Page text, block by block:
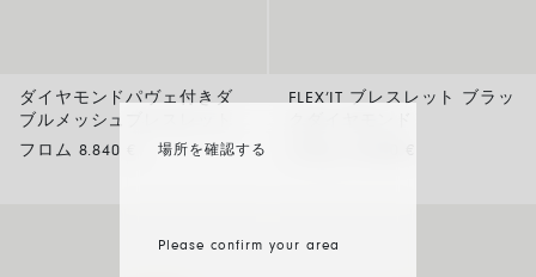
場所を確認する
Please confirm your area
ダイヤモンドパヴェ付きダ
ブルメッシュブレスレット
フロム 8.840 €
FLEX’IT ブレスレット ブラッ